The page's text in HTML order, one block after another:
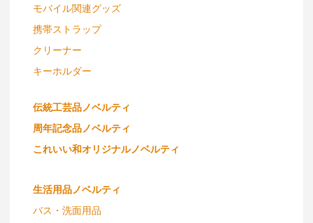
モバイル関連グッズ
携帯ストラップ
クリーナー
キーホルダー
伝統工芸品ノベルティ
周年記念品ノベルティ
これいい和オリジナルノベルティ
生活用品ノベルティ
バス・洗面用品